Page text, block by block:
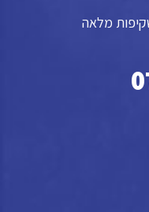
מלאה